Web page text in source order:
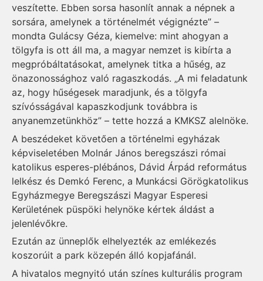
veszítette. Ebben sorsa hasonlít annak a népnek a
sorsára, amelynek a történelmét végignézte” –
mondta Gulácsy Géza, kiemelve: mint ahogyan a
tölgyfa is ott áll ma, a magyar nemzet is kibírta a
megpróbáltatásokat, amelynek titka a hűség, az
önazonossághoz való ragaszkodás. „A mi feladatunk
az, hogy hűségesek maradjunk, és a tölgyfa
szívósságával kapaszkodjunk továbbra is
anyanemzetünkhöz” – tette hozzá a KMKSZ alelnöke.
A beszédeket követően a történelmi egyházak
képviseletében Molnár János beregszászi római
katolikus esperes-plébános, Dávid Árpád református
lelkész és Demkó Ferenc, a Munkácsi Görögkatolikus
Egyházmegye Beregszászi Magyar Esperesi
Kerületének püspöki helynöke kértek áldást a
jelenlévőkre.
Ezután az ünneplők elhelyezték az emlékezés
koszorúit a park közepén álló kopjafánál.
A hivatalos megnyitó után színes kulturális program